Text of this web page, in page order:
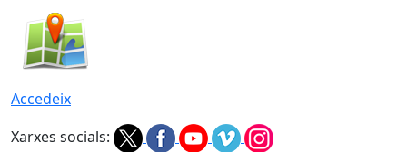
Accedeix
Xarxes socials: